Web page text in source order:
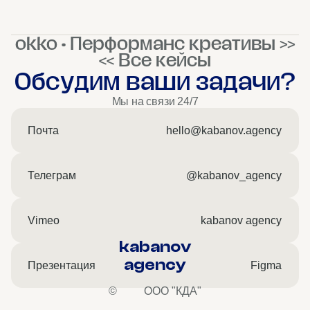
<< Все кейсы
okko • Перформанс креативы >>
Обсудим ваши задачи?
Мы на связи 24/7
Почта hello@kabanov.agency
Телеграм @kabanov_agency
Vimeo kabanov agency
Презентация Figma
kabanov
agency
© ООО "КДА"